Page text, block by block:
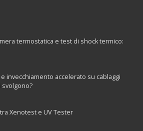
termostatica e test di shock termico:
invecchiamento accelerato su cablaggi
Xenotest e UV Tester